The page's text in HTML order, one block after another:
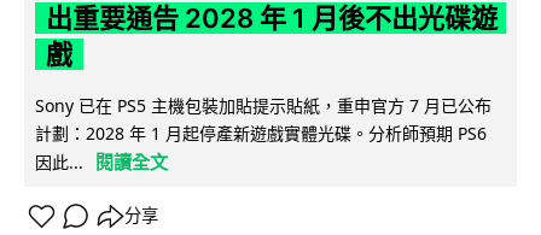
出重要通告 2028 年 1 月後不出光碟遊
戲
Sony 已在 PS5 主機包裝加貼提示貼紙，重申官方 7 月已公布
計劃：2028 年 1 月起停產新遊戲實體光碟。分析師預期 PS6
因此...
閱讀全文
分享